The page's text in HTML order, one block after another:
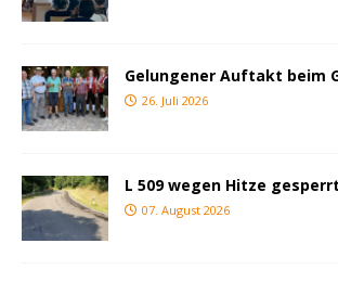
Gelungener Auftakt beim
26. Juli 2026
L 509 wegen Hitze gesperrt
07. August 2026